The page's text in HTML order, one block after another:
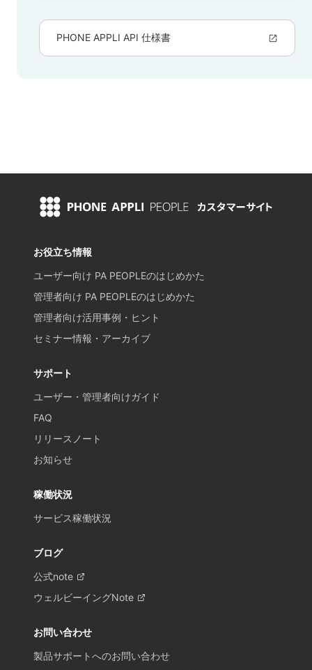
お役立ち情報
ユーザー向け PA PEOPLEのはじめかた
管理者向け PA PEOPLEのはじめかた
管理者向け活用事例・ヒント
セミナー情報・アーカイブ
サポート
ユーザー・管理者向けガイド
FAQ
リリースノート
お知らせ
稼働状況
サービス稼働状況
ブログ
公式note
ウェルビーイングNote
お問い合わせ
製品サポートへのお問い合わせ